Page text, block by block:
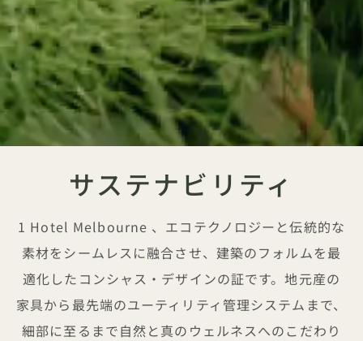
サステナビリティ
1 Hotel Melbourne 、エコテクノロジーと伝統的な
素材をシームレスに融合させ、建築のフォルムを最
適化したコンシャス・デザインの証です。地元産の
家具から最先端のユーティリティ管理システムまで、
細部に至るまで自然と真のウェルネスへのこだわり